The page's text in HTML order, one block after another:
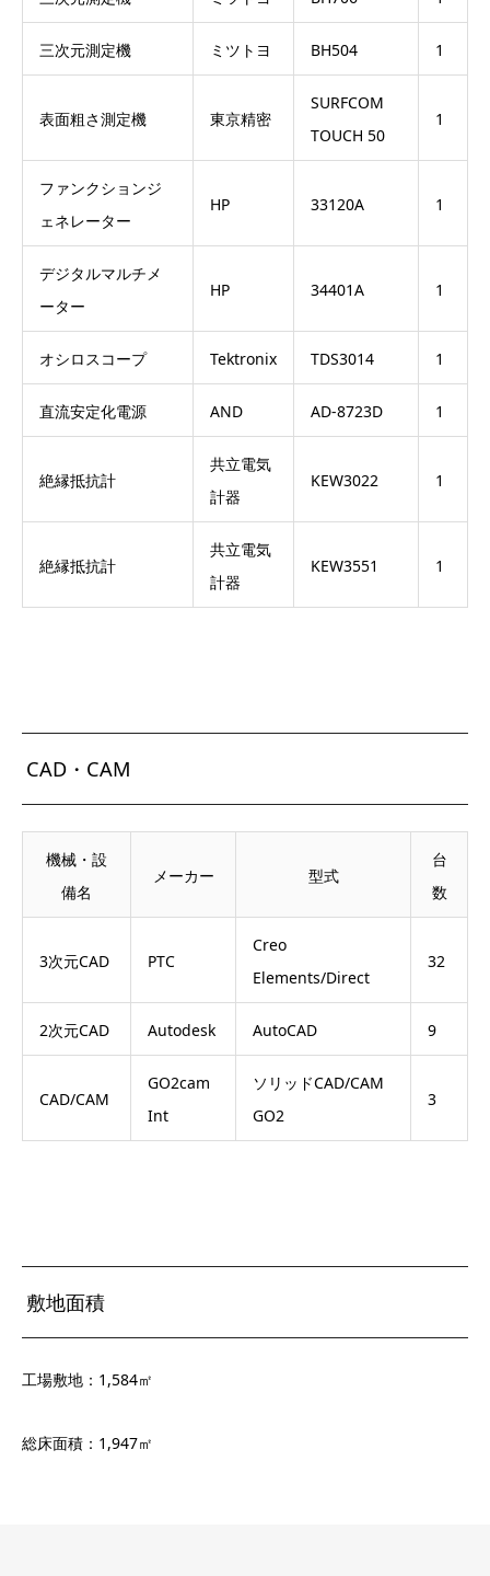
三次元測定機 ミツトヨ BH504 1
表面粗さ測定機 東京精密
SURFCOM
TOUCH 50
1
ファンクションジ
ェネレーター
HP 33120A 1
デジタルマルチメ
ーター
HP 34401A 1
オシロスコープ Tektronix TDS3014 1
直流安定化電源 AND AD-8723D 1
絶縁抵抗計
共立電気
計器
KEW3022 1
絶縁抵抗計
共立電気
計器
KEW3551 1
CAD・CAM
機械・設
備名
メーカー 型式
台
数
3次元CAD PTC
Creo
Elements/Direct
32
2次元CAD Autodesk AutoCAD 9
CAD/CAM
GO2cam
Int
ソリッドCAD/CAM
GO2
3
敷地面積
工場敷地：1,584㎡
総床面積：1,947㎡